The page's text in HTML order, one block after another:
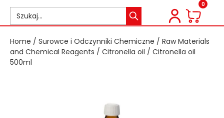
0
Home / Surowce i Odczynniki Chemiczne / Raw Materials
and Chemical Reagents / Citronella oil / Citronella oil
500ml